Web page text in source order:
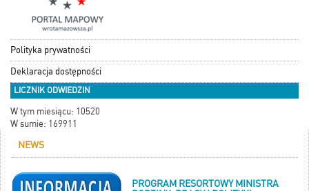
Polityka prywatności
Deklaracja dostępności
LICZNIK ODWIEDZIN
W tym miesiącu: 10520
W sumie: 169911
NEWS
PROGRAM RESORTOWY MINISTRA